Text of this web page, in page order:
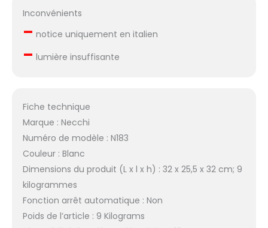
Inconvénients
– notice uniquement en italien
– lumière insuffisante
Fiche technique
Marque : Necchi
Numéro de modèle : N183
Couleur : Blanc
Dimensions du produit (L x l x h) : 32 x 25,5 x 32 cm; 9
kilogrammes
Fonction arrêt automatique : Non
Poids de l’article : 9 Kilograms